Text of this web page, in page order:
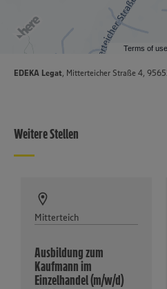
Terms of use
EDEKA Legat, Mitterteicher Straße 4,
Weitere Stellen
Mitterteich
Ausbildung zum
Kaufmann im
Einzelhandel (m/w/d)